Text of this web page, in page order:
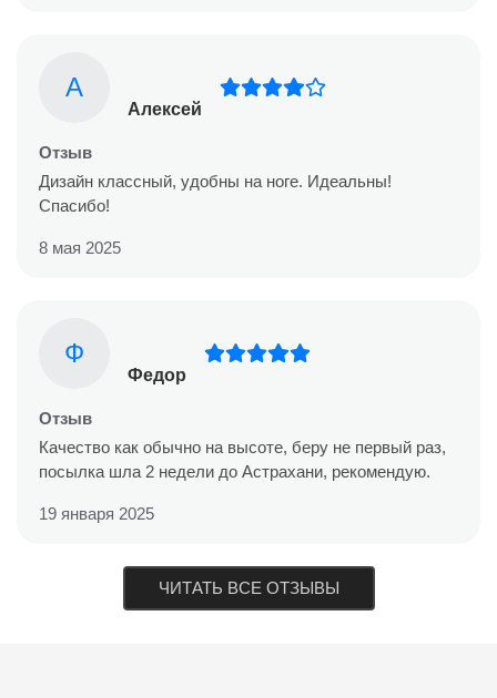
А
Алексей
Отзыв
Дизайн классный, удобны на ноге. Идеальны!
Спасибо!
8 мая 2025
Ф
Федор
Отзыв
Качество как обычно на высоте, беру не первый раз,
посылка шла 2 недели до Астрахани, рекомендую.
19 января 2025
ЧИТАТЬ ВСЕ ОТЗЫВЫ